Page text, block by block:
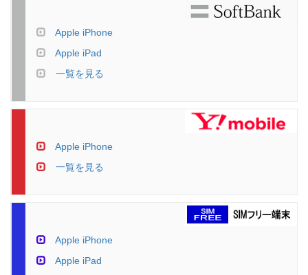
Apple iPhone
Apple iPad
一覧を見る
Apple iPhone
一覧を見る
Apple iPhone
Apple iPad